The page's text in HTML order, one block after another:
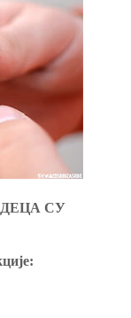
ДЕЦА СУ